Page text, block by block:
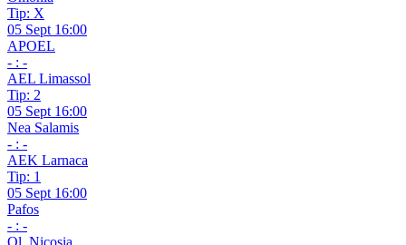
Tip: X
05 Sept 16:00
APOEL
- : -
AEL Limassol
Tip: 2
05 Sept 16:00
Nea Salamis
- : -
AEK Larnaca
Tip: 1
05 Sept 16:00
Pafos
- : -